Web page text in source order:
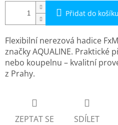
Přidat do košíku
Flexibilní nerezová hadice
značky AQUALINE. Praktické
nebo koupelnu – kvalitní
z Prahy.
ZEPTAT SE SDÍLET